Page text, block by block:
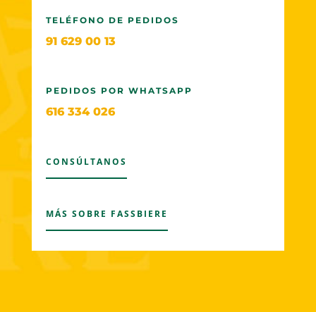
TELÉFONO DE PEDIDOS
91 629 00 13
PEDIDOS POR WHATSAPP
616 334 026
CONSÚLTANOS
MÁS SOBRE FASSBIERE